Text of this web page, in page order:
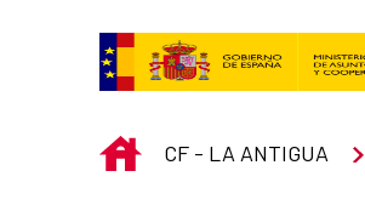
INICIO
CF - LA ANTIGUA